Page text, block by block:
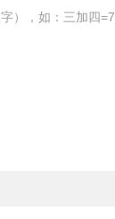
），如：三加四=7